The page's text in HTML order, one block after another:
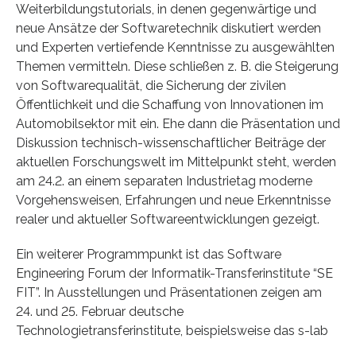
Weiterbildungstutorials, in denen gegenwärtige und
neue Ansätze der Softwaretechnik diskutiert werden
und Experten vertiefende Kenntnisse zu ausgewählten
Themen vermitteln. Diese schließen z. B. die Steigerung
von Softwarequalität, die Sicherung der zivilen
Öffentlichkeit und die Schaffung von Innovationen im
Automobilsektor mit ein. Ehe dann die Präsentation und
Diskussion technisch-wissenschaftlicher Beiträge der
aktuellen Forschungswelt im Mittelpunkt steht, werden
am 24.2. an einem separaten Industrietag moderne
Vorgehensweisen, Erfahrungen und neue Erkenntnisse
realer und aktueller Softwareentwicklungen gezeigt.
Ein weiterer Programmpunkt ist das Software
Engineering Forum der Informatik-Transferinstitute “SE
FIT”. In Ausstellungen und Präsentationen zeigen am
24. und 25. Februar deutsche
Technologietransferinstitute, beispielsweise das s-lab